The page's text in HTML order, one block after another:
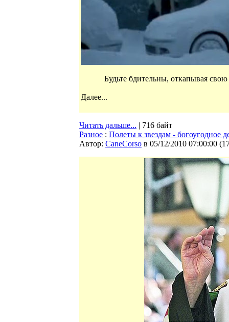
Будьте бдительны, откапывая
Далее...
Читать дальше... | 716 байт
Разное : Полеты к звездам - богоугодное
Автор: CaneCorso в 05/12/2010 07:00:00 (